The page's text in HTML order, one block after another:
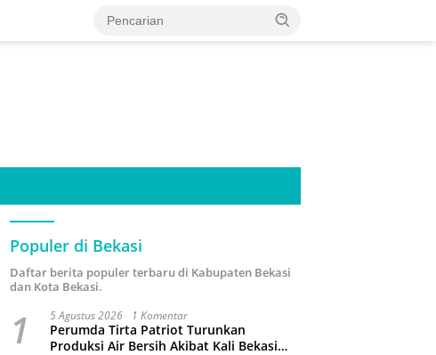
Populer di Bekasi
Daftar berita populer terbaru di Kabupaten Bekasi
dan Kota Bekasi.
1 5 Agustus 2026 1 Komentar
Perumda Tirta Patriot Turunkan
Produksi Air Bersih Akibat Kali Bekasi